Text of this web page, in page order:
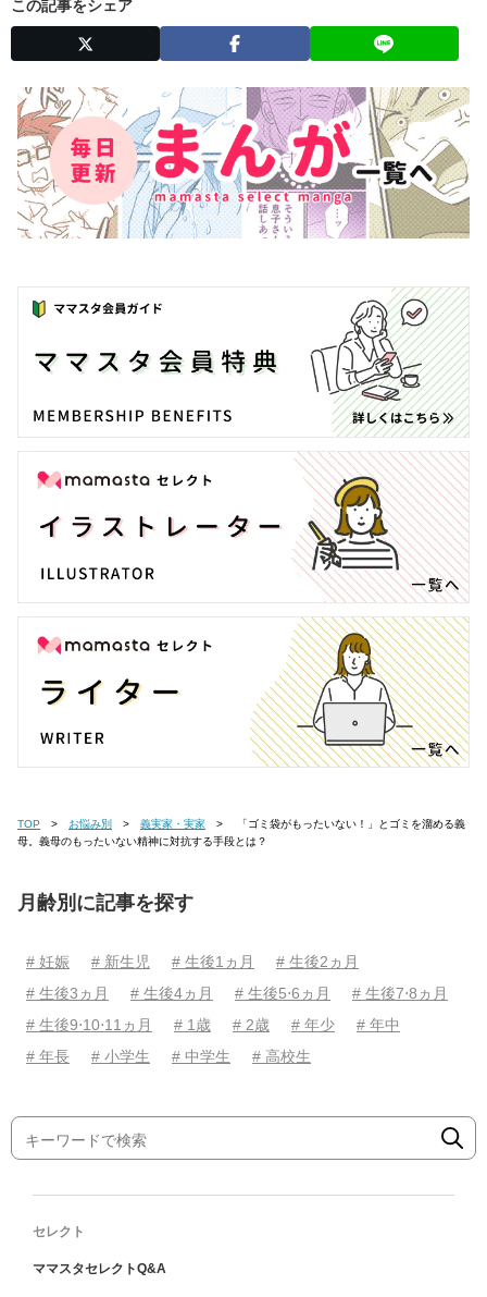
この記事をシェア
TOP お悩み別 義実家・実家
母。義母のもったいない精神に対抗する手段とは？
月齢別に記事を探す
# 妊娠 # 新生児 # 生後1ヵ月
# 生後2ヵ月
# 生後3ヵ月
# 生後4ヵ月 # 生後5⋅6ヵ月
# 生後7⋅8ヵ月
# 生後9⋅10⋅11ヵ月
# 1歳 # 2歳 # 年少
# 年中
# 年長
# 小学生 # 中学生 # 高校生
セレクト
ママスタセレクトQ&A